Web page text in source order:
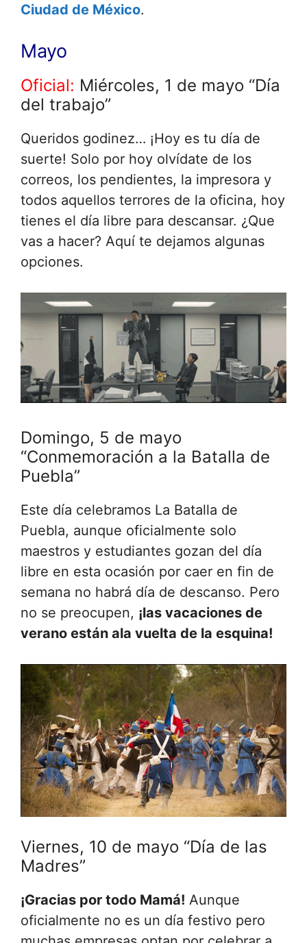
Ciudad de México.
Mayo
Oficial: Miércoles, 1 de mayo “Día
del trabajo”
Queridos godinez… ¡Hoy es tu día de
suerte! Solo por hoy olvídate de los
correos, los pendientes, la impresora y
todos aquellos terrores de la oficina, hoy
tienes el día libre para descansar. ¿Que
vas a hacer? Aquí te dejamos algunas
opciones.
Domingo, 5 de mayo
“Conmemoración a la Batalla de
Puebla”
Este día celebramos La Batalla de
Puebla, aunque oficialmente solo
maestros y estudiantes gozan del día
libre en esta ocasión por caer en fin de
semana no habrá día de descanso. Pero
no se preocupen, ¡las vacaciones de
verano están ala vuelta de la esquina!
Viernes, 10 de mayo “Día de las
Madres”
¡Gracias por todo Mamá! Aunque
oficialmente no es un día festivo pero